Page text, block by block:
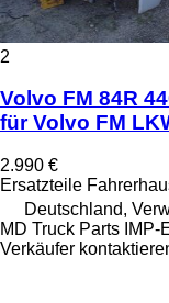
2
Volvo FM 84R
für Volvo FM
2.990 €
Ersatzteile
Deutschland,
MD Truck Parts IMP-
Verkäufer